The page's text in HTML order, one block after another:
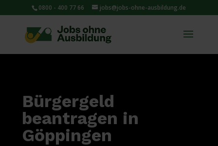
0800 - 400 77 66 jobs@jobs-ohne-ausbildung.de
Bürgergeld
beantragen in
Göppingen